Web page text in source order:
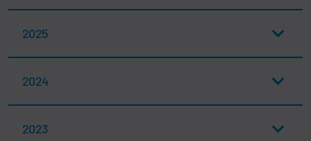
2025
2024
2023